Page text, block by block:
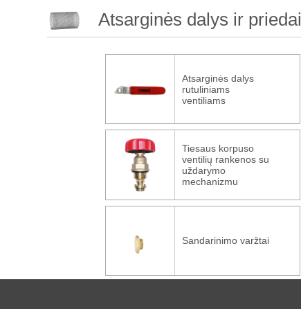
Atsarginės dalys ir priedai
Atsarginės dalys
rutuliniams
ventiliams
Tiesaus korpuso
ventilių rankenos su
uždarymo
mechanizmu
Sandarinimo varžtai